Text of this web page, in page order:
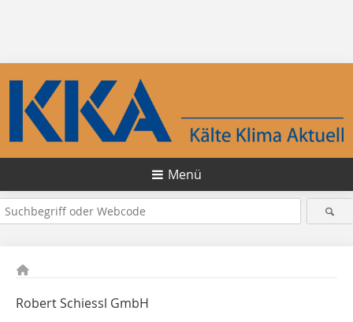
Menü
Robert Schiessl GmbH